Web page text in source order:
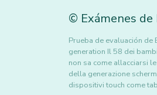
© Exámenes de
Prueba de evaluación de
generation Il 58 dei
non sa come allacciarsi
della generazione
dispositivi touch come